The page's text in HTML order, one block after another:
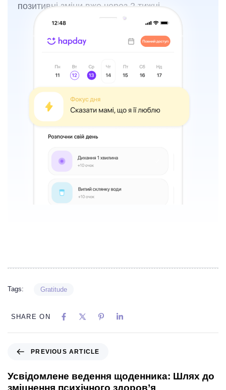
позитивні зміни вже через 2 тижні.
Tags: Gratitude
SHARE ON
PREVIOUS ARTICLE
Усвідомлене ведення щоденника: Шлях до
зміцнення психічного здоров’я